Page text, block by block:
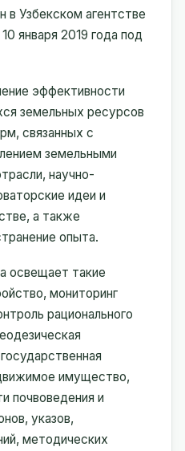
в Узбекском агентстве
января 2019 года под
эффективности
земельных ресурсов
связанных с
земельными
научно-
идеи и
а также
опыта.
освещает такие
мониторинг
рационального
имущество,
почвоведения и
указов,
методических